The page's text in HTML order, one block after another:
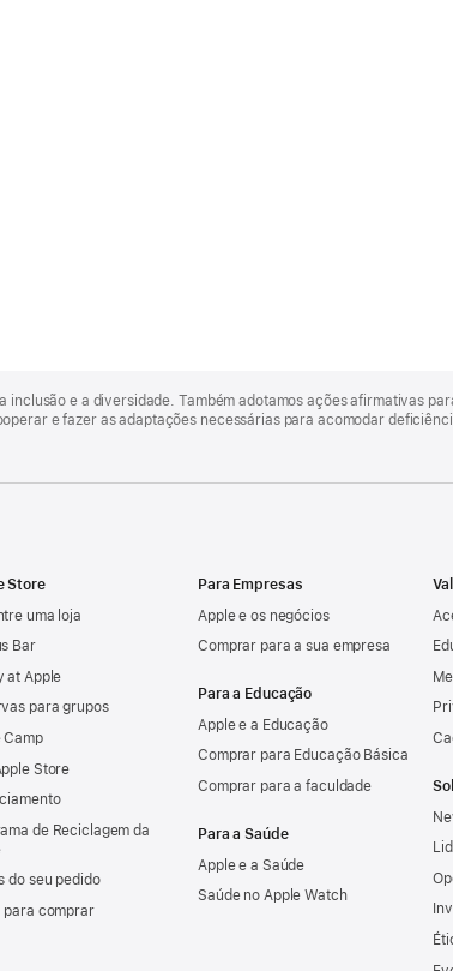
e a diversidade. Também adotamos ações afirmativas
e fazer as adaptações necessárias para acomodar
Store
uma loja
Bar
at Apple
para grupos
Camp
Store
de Reciclagem da
do seu pedido
para comprar
Para Empresas
Apple e os negócios
Comprar para a sua empresa
Para a Educação
Apple e a Educação
Comprar para Educação Básica
Comprar para a faculdade
Para a Saúde
Apple e a Saúde
Saúde no Apple Watch